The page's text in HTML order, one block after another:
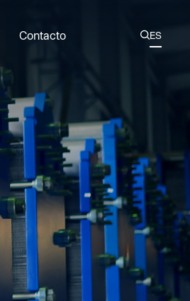
y Gas
de Placas
Uso Marino
Contacto ES
RU